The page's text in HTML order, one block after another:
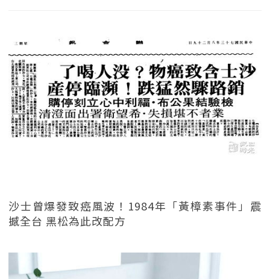
沙士曾爆發致癌風波！1984年「黃樟素事件」震
撼全台 黑松為此改配方